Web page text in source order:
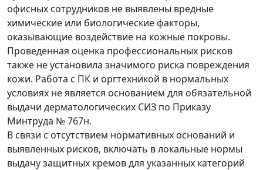
офисных сотрудников не выявлены вредные
химические или биологические факторы,
оказывающие воздействие на кожные покровы.
Проведенная оценка профессиональных рисков
также не установила значимого риска повреждения
кожи. Работа с ПК и оргтехникой в нормальных
условиях не является основанием для обязательной
выдачи дерматологических СИЗ по Приказу
Минтруда № 767н.
В связи с отсутствием нормативных оснований и
выявленных рисков, включать в локальные нормы
выдачу защитных кремов для указанных категорий